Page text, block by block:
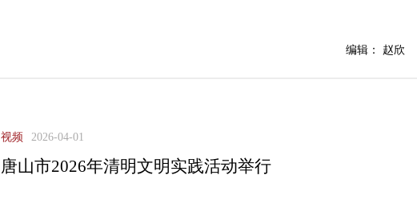
编辑： 赵欣
视频 2026-04-01
唐山市2026年清明文明实践活动举行